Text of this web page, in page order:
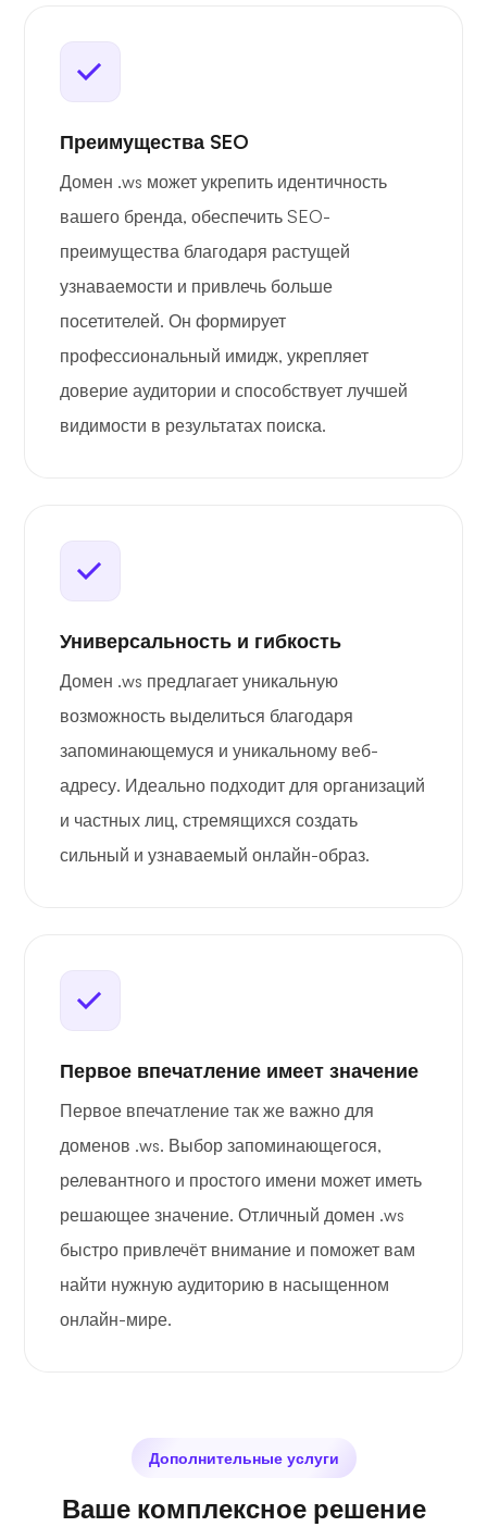
Преимущества SEO
Домен .ws может укрепить идентичность
вашего бренда, обеспечить SEO-
преимущества благодаря растущей
узнаваемости и привлечь больше
посетителей. Он формирует
профессиональный имидж, укрепляет
доверие аудитории и способствует лучшей
видимости в результатах поиска.
Универсальность и гибкость
Домен .ws предлагает уникальную
возможность выделиться благодаря
запоминающемуся и уникальному веб-
адресу. Идеально подходит для организаций
и частных лиц, стремящихся создать
сильный и узнаваемый онлайн-образ.
Первое впечатление имеет значение
Первое впечатление так же важно для
доменов .ws. Выбор запоминающегося,
релевантного и простого имени может иметь
решающее значение. Отличный домен .ws
быстро привлечёт внимание и поможет вам
найти нужную аудиторию в насыщенном
онлайн-мире.
Дополнительные услуги
Ваше комплексное решение